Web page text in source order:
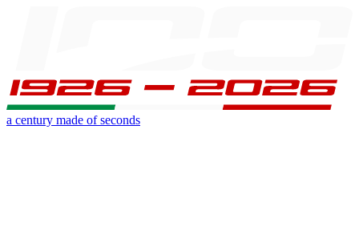
a century made of seconds